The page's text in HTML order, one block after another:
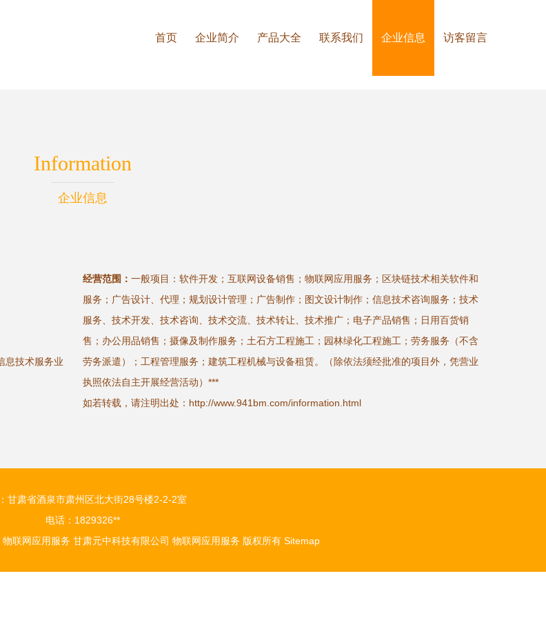
首页 企业简介 产品大全 联系我们 企业信息 访客留言
Information
企业信息
息技术服务业
经营范围： 一般项目：软件开发；互联网设备销售；物联网应用服务；区块链技术相关软件和
服务；广告设计、代理；规划设计管理；广告制作；图文设计制作；信息技术咨询服务；技术
服务、技术开发、技术咨询、技术交流、技术转让、技术推广；电子产品销售；日用百货销
售；办公用品销售；摄像及制作服务；土石方工程施工；园林绿化工程施工；劳务服务（不含
劳务派遣）；工程管理服务；建筑工程机械与设备租赁。（除依法须经批准的项目外，凭营业
执照依法自主开展经营活动）***
如若转载，请注明出处：http://www.941bm.com/information.html
甘肃省酒泉市肃州区北大街28号楼2-2-2室
电话：1829326**
物联网应用服务 甘肃元中科技有限公司 物联网应用服务 版权所有 Sitemap